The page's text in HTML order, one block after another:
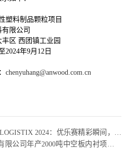
塑料制品颗粒项目
限公司
丰区 西团镇工业园
2024年9月 12 日
： chenyuhang@anwood.com.cn
2024：优乐赛精彩瞬间，加
限公司年产2000吨中空板内衬项目环